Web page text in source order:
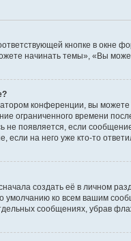
кнопке в окне
начинать темы», «Вы
конференции, вы
ограниченного времени
не появляется, если
если на него уже кто-то
создать её в личном
умолчанию ко всем вашим
сообщениях, убрав